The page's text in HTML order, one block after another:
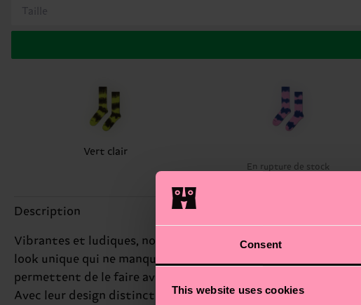
Consent
This website uses cookies
Taille
Vert clair
En rupture de stock
Description
Vibrantes et ludiques, nos chaussettes à rayures tie-dye
look unique qui ne manquera pas d'attirer les regards. Nous
permettent de le faire avec style. Que vous arpentiez les
Avec leur design distinctif, elles sont idéales pour ceux qui